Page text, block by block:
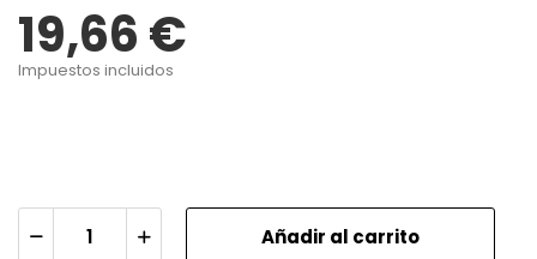
19,66 €
Impuestos incluidos
Añadir al carrito